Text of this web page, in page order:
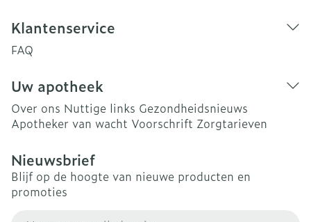
Klantenservice
FAQ
Uw apotheek
Over ons Nuttige links Gezondheidsnieuws
Apotheker van wacht Voorschrift Zorgtarieven
Nieuwsbrief
Blijf op de hoogte van nieuwe producten en
promoties